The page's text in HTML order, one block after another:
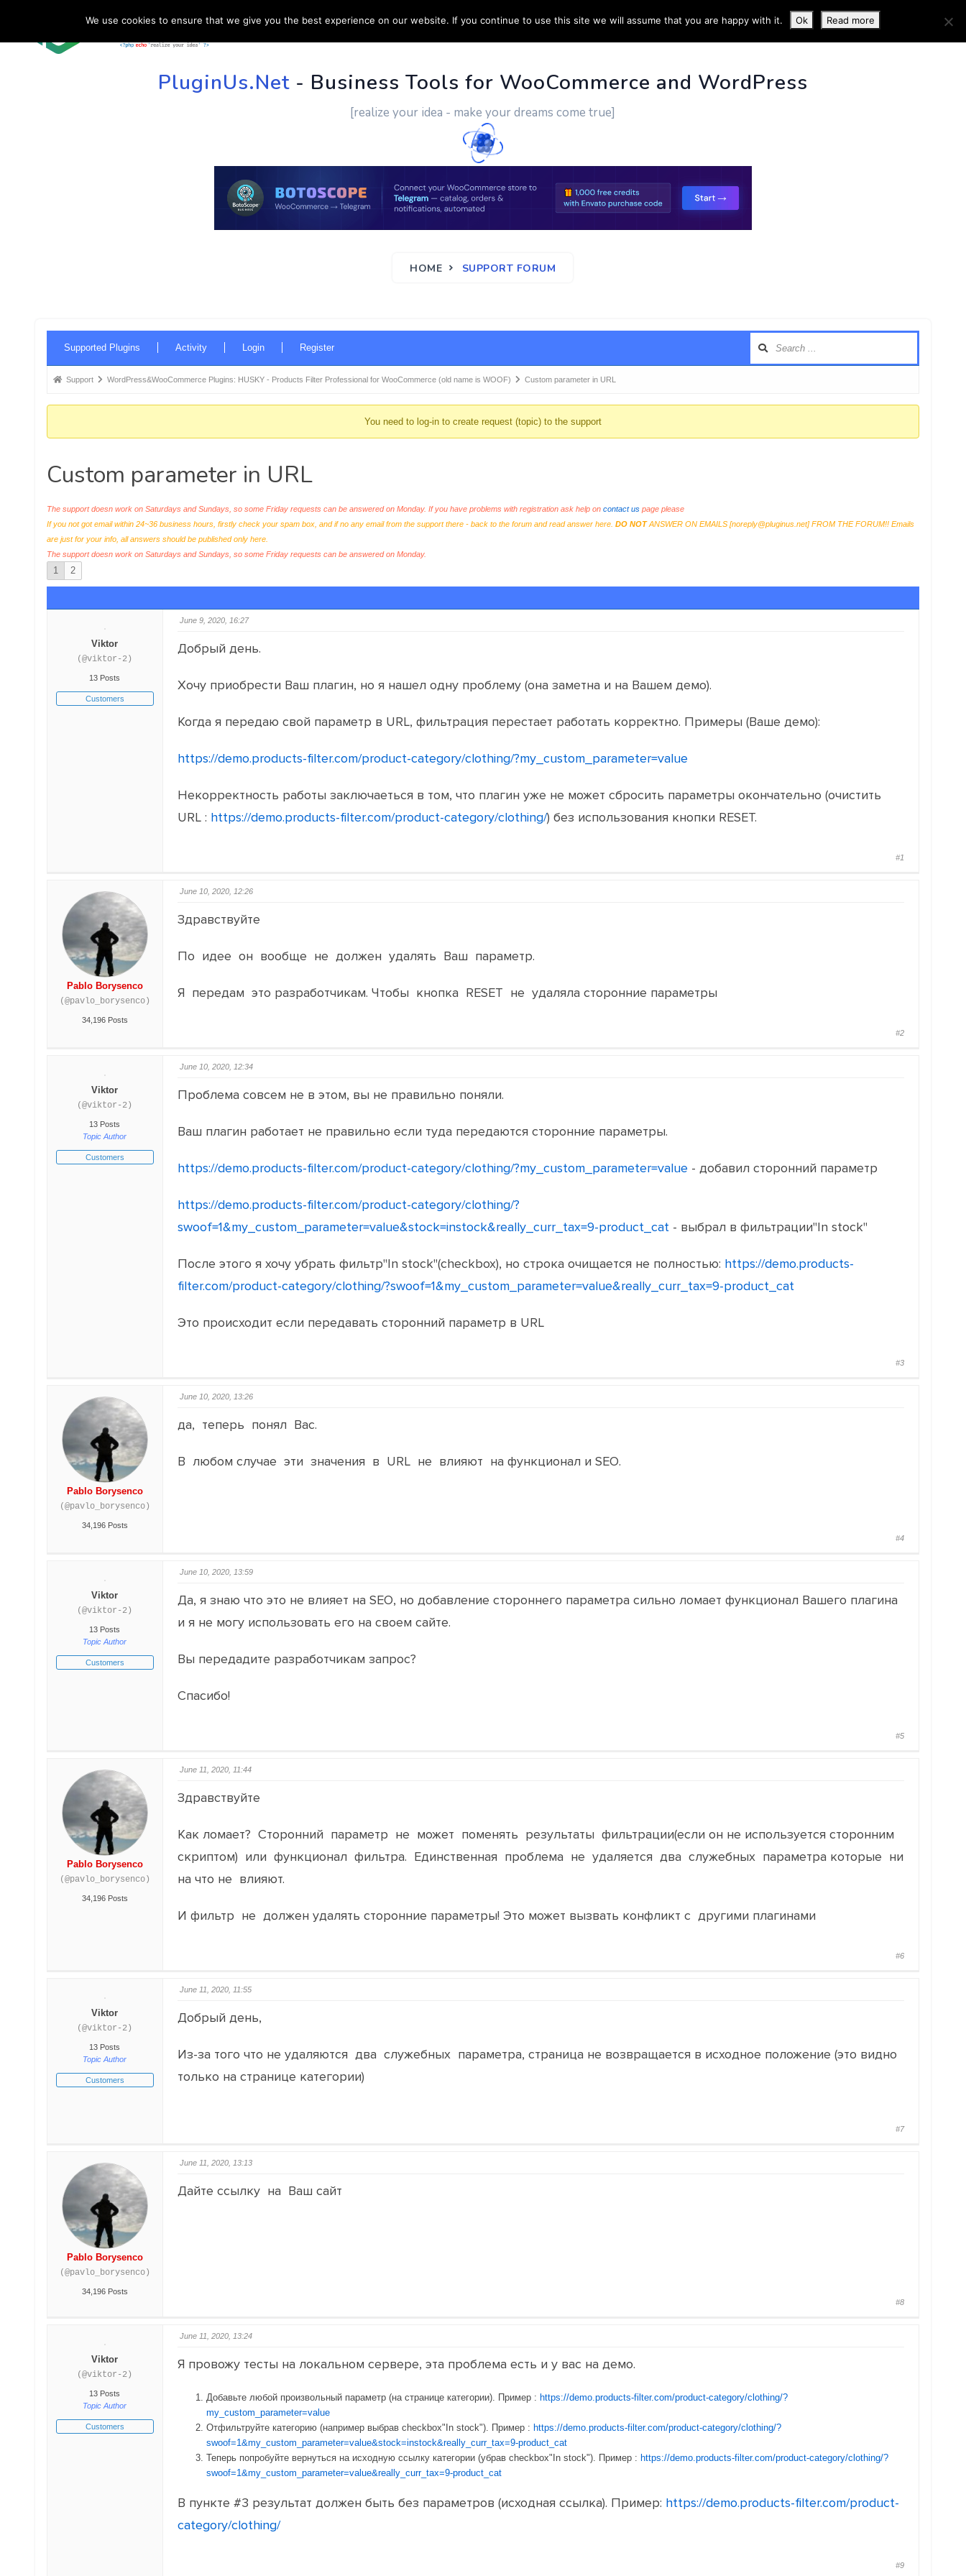
HOME SUPPORT CUSTOM WORK CONTACT US MORE INFO
PluginUs.Net- Business Tools for WooCommerce and WordPress
[realize your idea - make your dreams come true]
HOME SUPPORT FORUM
Navigation
Supported Plugins Activity Login Register
Forum
here:
Support WordPress&WooCommerce Plugins: HUSKY - Products Filter Professional for WooCommerce (old name is WOOF) Custom parameter in URL
You need to log-in to create request (topic) to the support
Custom parameter in URL
The support doesn work on Saturdays and Sundays, so some Friday requests can be answered on Monday. If you have problems with registration ask help on contact uspage please
If you not got email within 24~36 business hours, firstly check your spam box, and if no any email from the support there - back to the forum and read answer here. DO NOTANSWER ON EMAILS [noreply@pluginus.net] FROM THE FORUM!! Emails
are just for your info, all answers should be published only here.
The support doesn work on Saturdays and Sundays, so some Friday requests can be answered on Monday.
1 2
Viktor
(@viktor-2)
13 Posts
Customers
June 9, 2020, 16:27
Добрый день.
Хочу приобрести Ваш плагин, но я нашел одну проблему (она заметна и на Вашем демо).
Когда я передаю свой параметр в URL, фильтрация перестает работать корректно. Примеры (Ваше демо):
https://demo.products-filter.com/product-category/clothing/?my_custom_parameter=value
Некорректность работы заключаеться в том, что плагин уже не может сбросить параметры окончательно (очистить
URL : https://demo.products-filter.com/product-category/clothing/) без использования кнопки RESET.
#1
Pablo Borysenco
(@pavlo_borysenco)
34,196 Posts
June 10, 2020, 12:26
Здравствуйте
По идее он вообще не должен удалять Ваш параметр.
Я передам это разработчикам. Чтобы кнопка RESET не удаляла сторонние параметры
#2
Viktor
(@viktor-2)
13 Posts
Topic Author
Customers
June 10, 2020, 12:34
Проблема совсем не в этом, вы не правильно поняли.
Ваш плагин работает не правильно если туда передаются сторонние параметры.
https://demo.products-filter.com/product-category/clothing/?my_custom_parameter=value - добавил сторонний параметр
https://demo.products-filter.com/product-category/clothing/?
swoof=1&my_custom_parameter=value&stock=instock&really_curr_tax=9-product_cat- выбрал в фильтрации"In stock"
После этого я хочу убрать фильтр"In stock"(checkbox), но строка очищается не полностью: https://demo.products-
filter.com/product-category/clothing/?swoof=1&my_custom_parameter=value&really_curr_tax=9-product_cat
Это происходит если передавать сторонний параметр в URL
#3
Pablo Borysenco
(@pavlo_borysenco)
34,196 Posts
June 10, 2020, 13:26
да, теперь понял Вас.
В любом случае эти значения в URL не влияют на функционал и SEO.
#4
Viktor
(@viktor-2)
13 Posts
Topic Author
Customers
June 10, 2020, 13:59
Да, я знаю что это не влияет на SEO, но добавление стороннего параметра сильно ломает функционал Вашего плагина
и я не могу использовать его на своем сайте.
Вы передадите разработчикам запрос?
Спасибо!
#5
Pablo Borysenco
(@pavlo_borysenco)
34,196 Posts
June 11, 2020, 11:44
Здравствуйте
Как ломает? Сторонний параметр не может поменять результаты фильтрации(если он не используется сторонним
скриптом) или функционал фильтра. Единственная проблема не удаляется два служебных параметра которые ни
на что не влияют.
И фильтр не должен удалять сторонние параметры! Это может вызвать конфликт с другими плагинами
#6
Viktor
(@viktor-2)
13 Posts
Topic Author
Customers
June 11, 2020, 11:55
Добрый день,
Из-за того что не удаляются два служебных параметра, страница не возвращается в исходное положение (это видно
только на странице категории)
#7
Pablo Borysenco
(@pavlo_borysenco)
34,196 Posts
June 11, 2020, 13:13
Дайте ссылку на Ваш сайт
#8
Viktor
(@viktor-2)
13 Posts
Topic Author
Customers
June 11, 2020, 13:24
Я провожу тесты на локальном сервере, эта проблема есть и у вас на демо.
Добавьте любой произвольный параметр (на странице категории). Пример : https://demo.products-filter.com/product-category/clothing/?
my_custom_parameter=value
Отфильтруйте категорию (например выбрав checkbox"In stock"). Пример : https://demo.products-filter.com/product-category/clothing/?
swoof=1&my_custom_parameter=value&stock=instock&really_curr_tax=9-product_cat
Теперь попробуйте вернуться на исходную ссылку категории (убрав checkbox"In stock"). Пример : https://demo.products-filter.com/product-category/clothing/?
swoof=1&my_custom_parameter=value&really_curr_tax=9-product_cat
В пункте #3 результат должен быть без параметров (исходная ссылка). Пример: https://demo.products-filter.com/product-
category/clothing/
#9
We use cookies to ensure that we give you the best experience on our website. If you continue to use this site we will assume that you are happy with it. Ok Read more